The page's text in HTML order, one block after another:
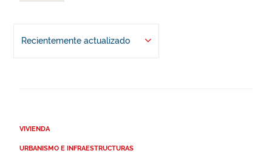
Recientemente actualizado
VIVIENDA
URBANISMO E INFRAESTRUCTURAS